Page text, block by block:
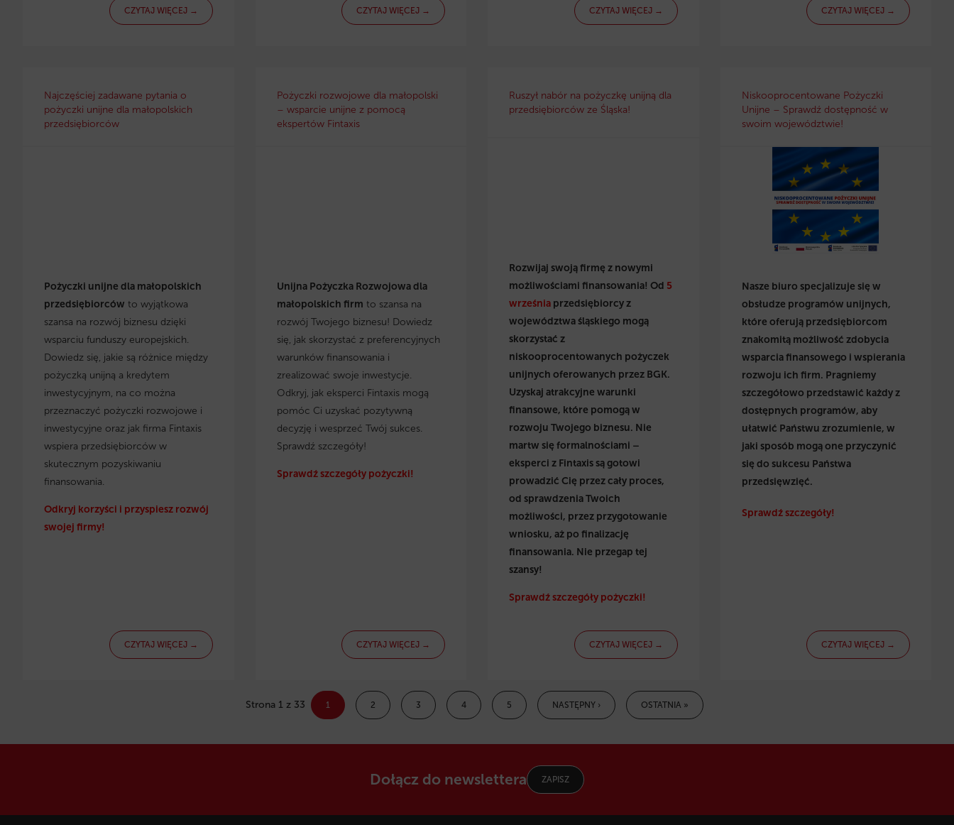
CZYTAJ WIĘCEJ → CZYTAJ WIĘCEJ → CZYTAJ WIĘCEJ → CZYTAJ WIĘCEJ →
Najczęściej zadawane pytania o
pożyczki unijne dla małopolskich
przedsiębiorców
Pożyczki unijne dla małopolskich
przedsiębiorców to wyjątkowa
szansa na rozwój biznesu dzięki
wsparciu funduszy europejskich.
Dowiedz się, jakie są różnice między
pożyczką unijną a kredytem
inwestycyjnym, na co można
przeznaczyć pożyczki rozwojowe i
inwestycyjne oraz jak firma Fintaxis
wspiera przedsiębiorców w
skutecznym pozyskiwaniu
finansowania.
Odkryj korzyści i przyspiesz rozwój
swojej firmy!
CZYTAJ WIĘCEJ →
Pożyczki rozwojowe dla małopolski
– wsparcie unijne z pomocą
ekspertów Fintaxis
Unijna Pożyczka Rozwojowa dla
małopolskich firm to szansa na
rozwój Twojego biznesu! Dowiedz
się, jak skorzystać z preferencyjnych
warunków finansowania i
zrealizować swoje inwestycje.
Odkryj, jak eksperci Fintaxis mogą
pomóc Ci uzyskać pozytywną
decyzję i wesprzeć Twój sukces.
Sprawdź szczegóły!
Sprawdź szczegóły pożyczki!
CZYTAJ WIĘCEJ →
Ruszył nabór na pożyczkę unijną dla
przedsiębiorców ze Śląska!
Rozwijaj swoją firmę z nowymi
możliwościami finansowania! Od 5
września przedsiębiorcy z
województwa śląskiego mogą
skorzystać z
niskooprocentowanych pożyczek
unijnych oferowanych przez BGK.
Uzyskaj atrakcyjne warunki
finansowe, które pomogą w
rozwoju Twojego biznesu. Nie
martw się formalnościami –
eksperci z Fintaxis są gotowi
prowadzić Cię przez cały proces,
od sprawdzenia Twoich
możliwości, przez przygotowanie
wniosku, aż po finalizację
finansowania. Nie przegap tej
szansy!
Sprawdź szczegóły pożyczki!
CZYTAJ WIĘCEJ →
Niskooprocentowane Pożyczki
Unijne – Sprawdź dostępność w
swoim województwie!
Nasze biuro specjalizuje się w
obsłudze programów unijnych,
które oferują przedsiębiorcom
znakomitą możliwość zdobycia
wsparcia finansowego i wspierania
rozwoju ich firm. Pragniemy
szczegółowo przedstawić każdy z
dostępnych programów, aby
ułatwić Państwu zrozumienie, w
jaki sposób mogą one przyczynić
się do sukcesu Państwa
przedsięwzięć.
Sprawdź szczegóły!
CZYTAJ WIĘCEJ →
Strona 1 z 33 1 2 3 4 5 NASTĘPNY › OSTATNIA »
Dołącz do newslettera ZAPISZ